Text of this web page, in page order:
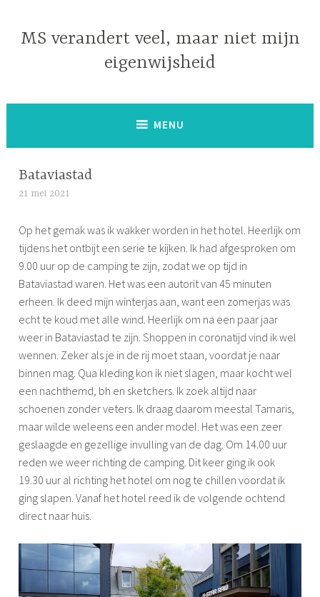
inhoud
MS verandert veel, maar niet mijn
eigenwijsheid
MENU
Bataviastad
21 mei 2021
m
o
n
e
Op het gemak was ik wakker worden in het hotel. Heerlijk om
tijdens het ontbijt een serie te kijken. Ik had afgesproken om
9.00 uur op de camping te zijn, zodat we op tijd in
Bataviastad waren. Het was een autorit van 45 minuten
erheen. Ik deed mijn winterjas aan, want een zomerjas was
echt te koud met alle wind. Heerlijk om na een paar jaar
weer in Bataviastad te zijn. Shoppen in coronatijd vind ik wel
wennen. Zeker als je in de rij moet staan, voordat je naar
binnen mag. Qua kleding kon ik niet slagen, maar kocht wel
een nachthemd, bh en sketchers. Ik zoek altijd naar
schoenen zonder veters. Ik draag daarom meestal Tamaris,
maar wilde weleens een ander model. Het was een zeer
geslaagde en gezellige invulling van de dag. Om 14.00 uur
reden we weer richting de camping. Dit keer ging ik ook
19.30 uur al richting het hotel om nog te chillen voordat ik
ging slapen. Vanaf het hotel reed ik de volgende ochtend
direct naar huis.